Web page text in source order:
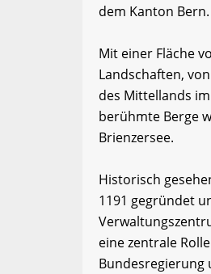
dem Kanton Bern.
Mit einer Fläche
Landschaften,
des Mittellands
berühmte Berge
Brienzersee.
Historisch
1191 gegründet
eine zentrale
Bundesregierung